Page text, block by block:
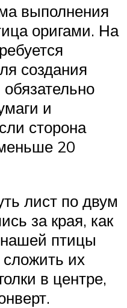
выполнения
оригами. На
создания
обязательно
и
сторона
20
лист по двум
за края, как
птицы
сложить их
в центре,